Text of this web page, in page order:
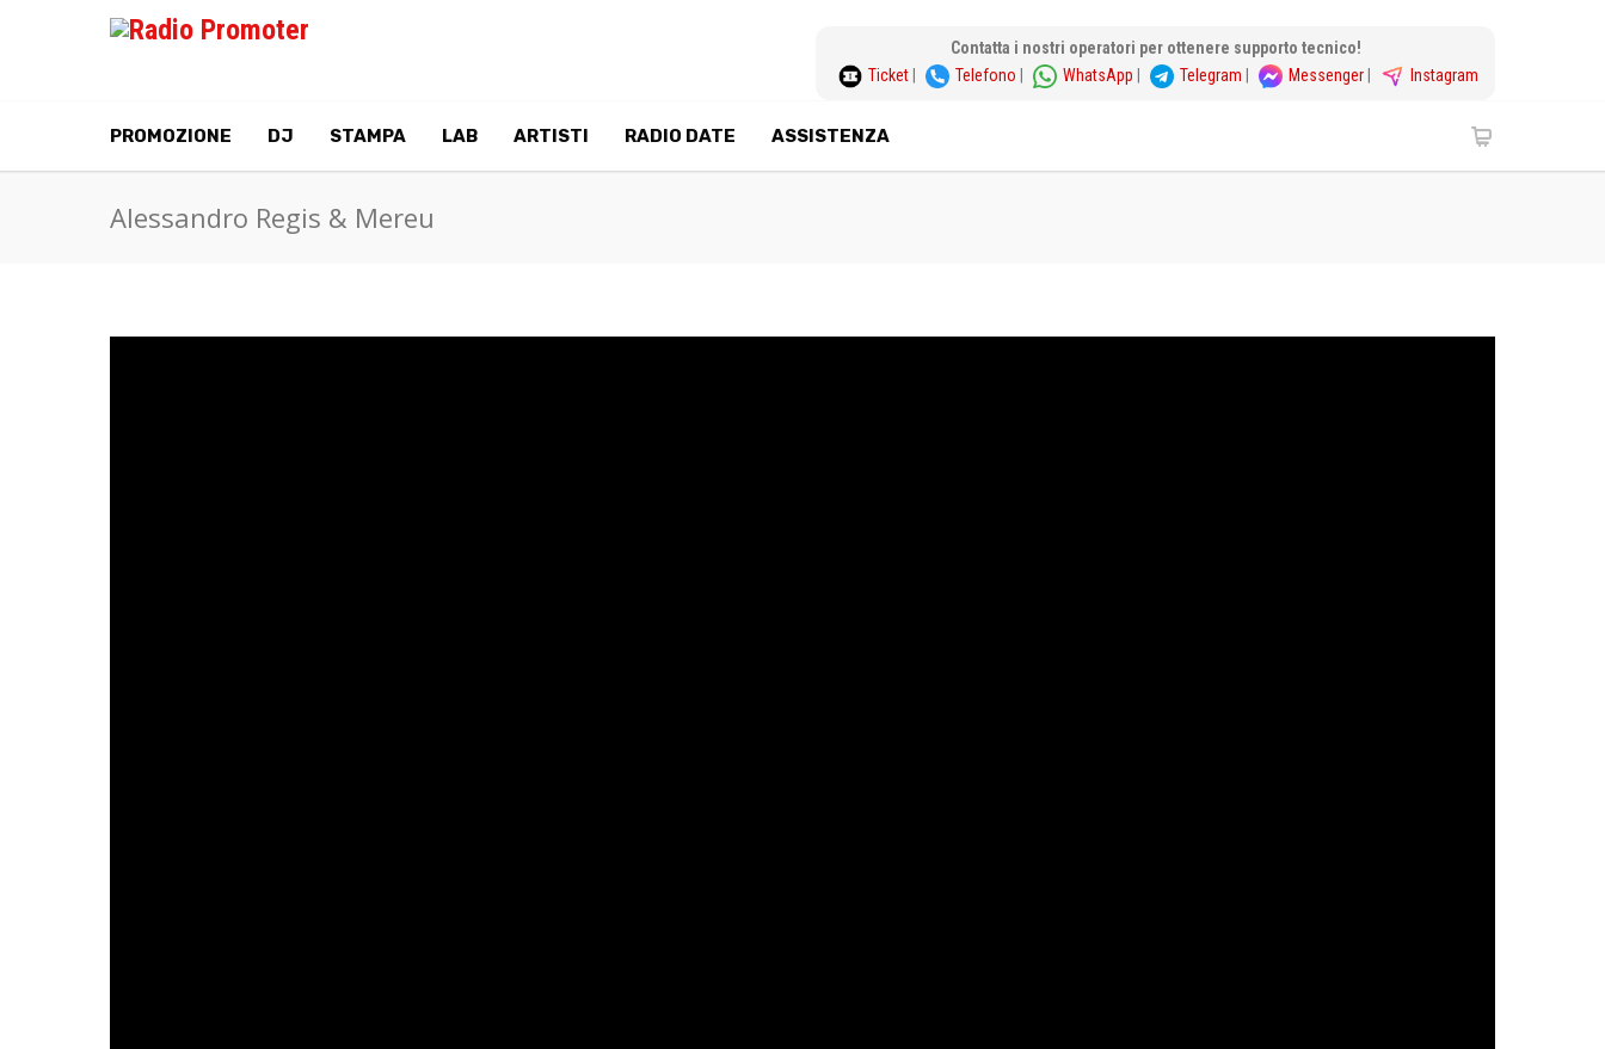
Contatta i nostri operatori per ottenere supporto tecnico!
Ticket
Telefono WhatsApp Telegram Messenger Instagram
PROMOZIONE DJ STAMPA LAB ARTISTI RADIO DATE ASSISTENZA
Alessandro Regis & Mereu